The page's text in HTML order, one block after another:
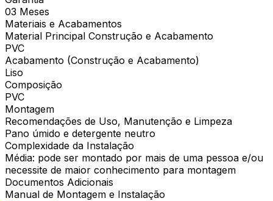
03 Meses
Materiais e Acabamentos
Material Principal Construção e Acabamento
PVC
Acabamento (Construção e Acabamento)
Liso
Composição
PVC
Montagem
Recomendações de Uso, Manutenção e Limpeza
Pano úmido e detergente neutro
Complexidade da Instalação
Média: pode ser montado por mais de uma pessoa e/ou
necessite de maior conhecimento para montagem
Documentos Adicionais
Manual de Montagem e Instalação